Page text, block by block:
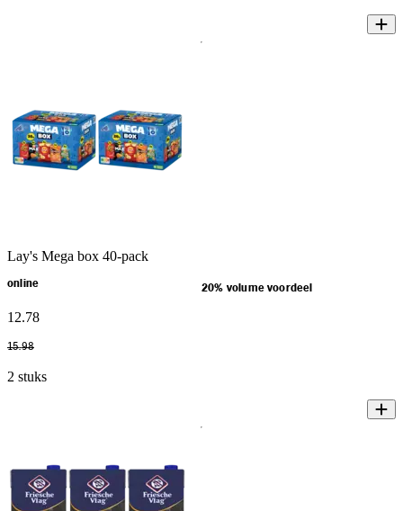
Lay's Mega box 40-pack
online 20% volume voordeel
12.78
15.98
2 stuks